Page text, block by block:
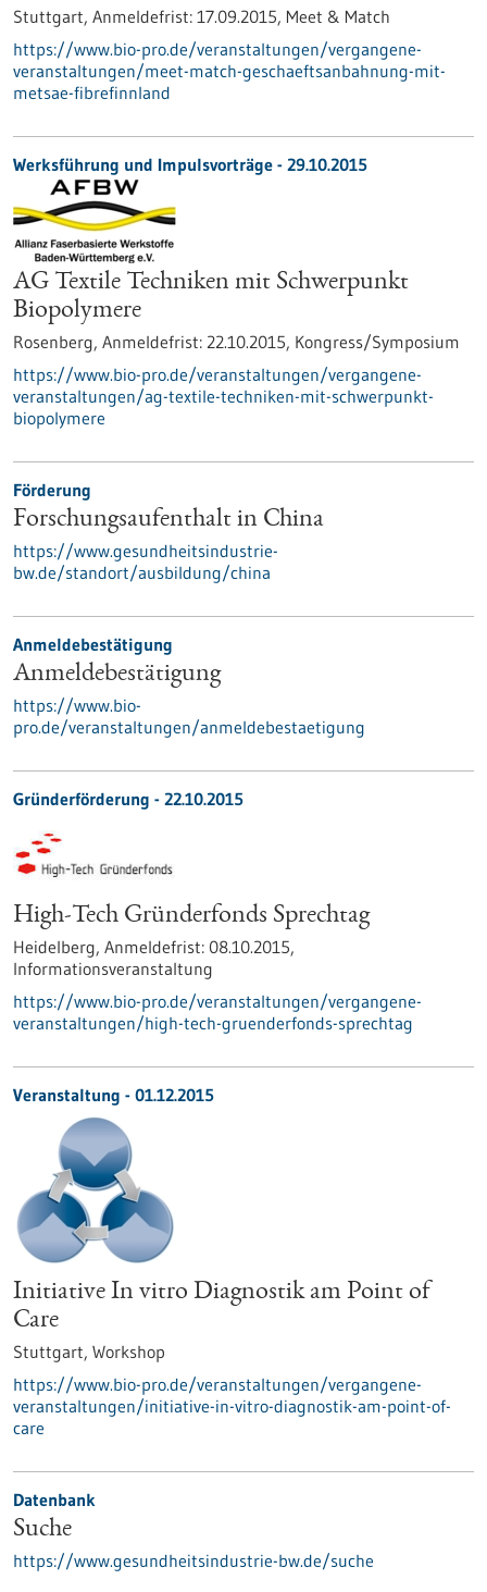
Stuttgart, Anmeldefrist: 17.09.2015, Meet & Match
https://www.bio-pro.de/veranstaltungen/vergangene-
veranstaltungen/meet-match-geschaeftsanbahnung-mit-
metsae-fibrefinnland
Werksführung und Impulsvorträge - 29.10.2015
AG Textile Techniken mit Schwerpunkt
Biopolymere
Rosenberg, Anmeldefrist: 22.10.2015, Kongress/Symposium
https://www.bio-pro.de/veranstaltungen/vergangene-
veranstaltungen/ag-textile-techniken-mit-schwerpunkt-
biopolymere
Förderung
Forschungsaufenthalt in China
https://www.gesundheitsindustrie-
bw.de/standort/ausbildung/china
Anmeldebestätigung
Anmeldebestätigung
https://www.bio-
pro.de/veranstaltungen/anmeldebestaetigung
Gründerförderung - 22.10.2015
High-Tech Gründerfonds Sprechtag
Heidelberg, Anmeldefrist: 08.10.2015,
Informationsveranstaltung
https://www.bio-pro.de/veranstaltungen/vergangene-
veranstaltungen/high-tech-gruenderfonds-sprechtag
Veranstaltung - 01.12.2015
Initiative In vitro Diagnostik am Point of
Care
Stuttgart, Workshop
https://www.bio-pro.de/veranstaltungen/vergangene-
veranstaltungen/initiative-in-vitro-diagnostik-am-point-of-
care
Datenbank
Suche
https://www.gesundheitsindustrie-bw.de/suche